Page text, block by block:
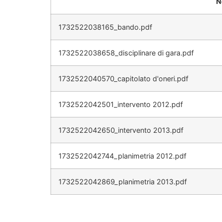
1732522038165_bando.pdf
1732522038658_disciplinare di gara.pdf
1732522040570_capitolato d'oneri.pdf
1732522042501_intervento 2012.pdf
1732522042650_intervento 2013.pdf
1732522042744_planimetria 2012.pdf
1732522042869_planimetria 2013.pdf